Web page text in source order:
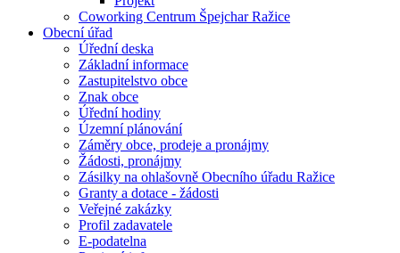
Coworking Centrum Špejchar Ražice
Obecní úřad
Úřední deska
Základní informace
Zastupitelstvo obce
Znak obce
Úřední hodiny
Územní plánování
Záměry obce, prodeje a pronájmy
Žádosti, pronájmy
Zásilky na ohlašovně Obecního úřadu Ražice
Granty a dotace - žádosti
Veřejné zakázky
Profil zadavatele
E-podatelna